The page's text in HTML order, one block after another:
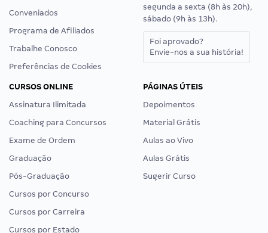
Conveniados
Programa de Afiliados
Trabalhe Conosco
Preferências de Cookies
segunda a sexta (8h às 20h),
sábado (9h às 13h).
Foi aprovado?
Envie-nos a sua história!
CURSOS ONLINE
Assinatura Ilimitada
Coaching para Concursos
Exame de Ordem
Graduação
Pós-Graduação
Cursos por Concurso
Cursos por Carreira
Cursos por Estado
PÁGINAS ÚTEIS
Depoimentos
Material Grátis
Aulas ao Vivo
Aulas Grátis
Sugerir Curso